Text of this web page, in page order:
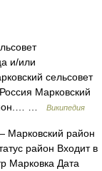
и/или
сельсовет
Марковский
…
Википедия
Марковский район
район Входит в
Марковка Дата